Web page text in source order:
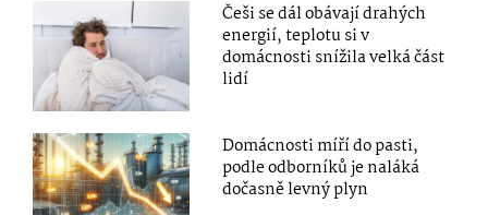
Češi se dál obávají drahých
energií, teplotu si v
domácnosti snížila velká část
lidí
Domácnosti míří do pasti,
podle odborníků je naláká
dočasně levný plyn